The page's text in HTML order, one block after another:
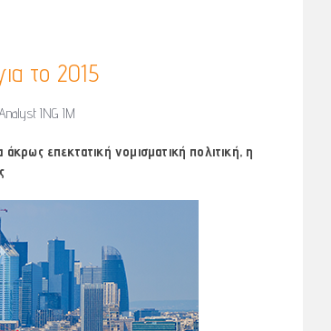
το 2015
ING IM
επεκτατική νομισματική πολιτική, η